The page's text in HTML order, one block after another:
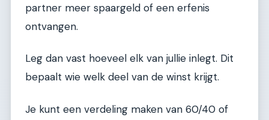
partner meer spaargeld of een erfenis
ontvangen.
Leg dan vast hoeveel elk van jullie inlegt. Dit
bepaalt wie welk deel van de winst krijgt.
Je kunt een verdeling maken van 60/40 of